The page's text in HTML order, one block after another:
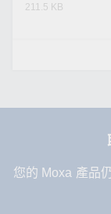
211.5 KB
您的 Moxa 產品